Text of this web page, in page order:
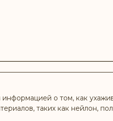
о том, как
таких как нейлон,